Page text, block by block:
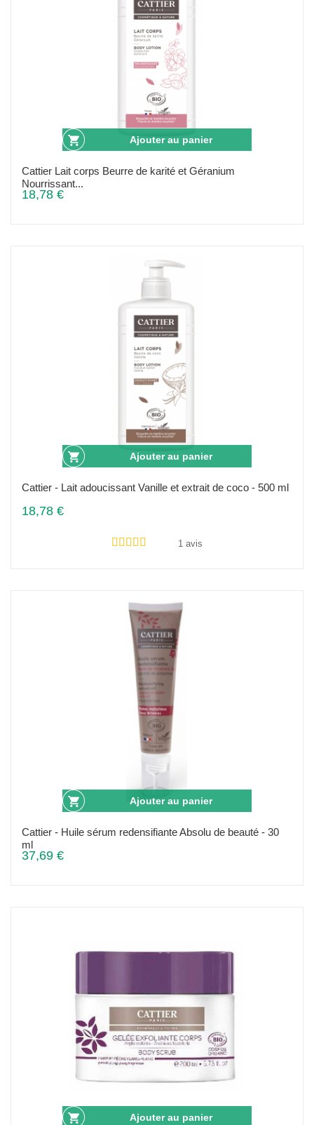
Ajouter au panier
Cattier Lait corps Beurre de karité et Géranium
Nourrissant...
18,78 €
Ajouter au panier
Cattier - Lait adoucissant Vanille et extrait de coco - 500 ml
18,78 €
1 avis
Ajouter au panier
Cattier - Huile sérum redensifiante Absolu de beauté - 30
ml
37,69 €
Ajouter au panier